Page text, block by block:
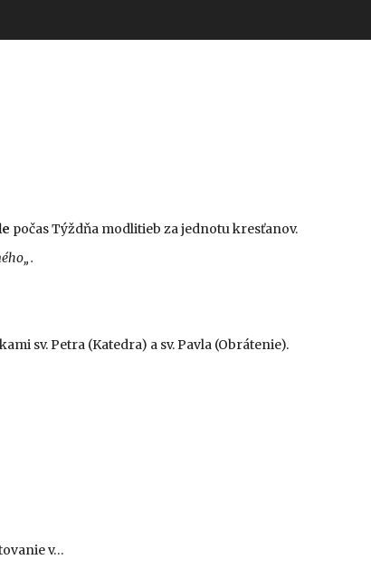
počas Týždňa modlitieb za jednotu kresťanov.
„.
sv. Petra (Katedra) a sv. Pavla (Obrátenie).
v…